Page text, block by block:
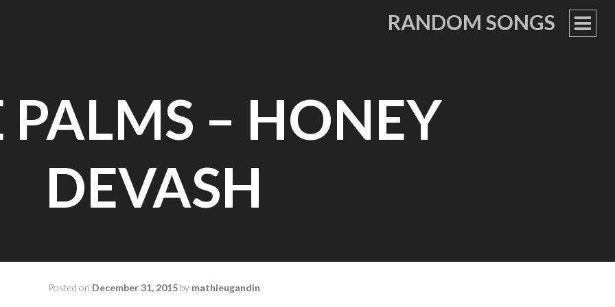
RANDOM SONGS
PALMS – HONEY
DEVASH
Posted on December 31, 2015by mathieugandin